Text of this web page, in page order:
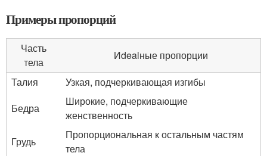
Примеры пропорций
Часть
тела
Иdealные пропорции
Талия
Узкая, подчеркивающая изгибы
Бедра
Широкие, подчеркивающие
женственность
Грудь
Пропорциональная к остальным частям
тела